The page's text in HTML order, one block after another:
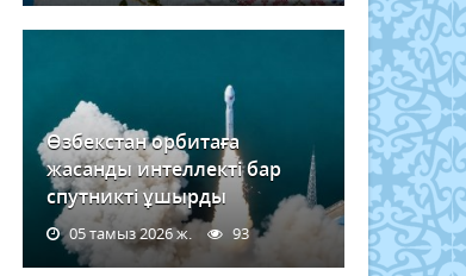
Өзбекстан орбитаға
жасанды интеллекті бар
спутникті ұшырды
05 тамыз 2026 ж. 93